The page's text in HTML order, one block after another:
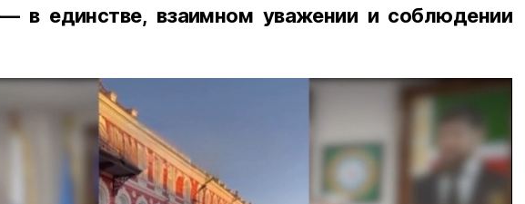
в единстве, взаимном уважении и соблюдении